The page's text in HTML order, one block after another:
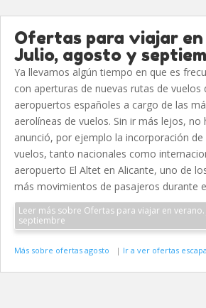
Ofertas para viajar
Julio, agosto y
Ya llevamos algún tiempo en que es
con aperturas de nuevas rutas de vuelos
aeropuertos españoles a cargo de las
aerolíneas de vuelos. Sin ir más lejos, no
anunció, por ejemplo la incorporación de
vuelos, tanto nacionales como
aeropuerto El Altet en Alicante, uno de
más movimientos de pasajeros durante
Leer más sobre Ofertas para viajar en
septiembre
Más sobre ofertas agosto | Ir a ver ofertas